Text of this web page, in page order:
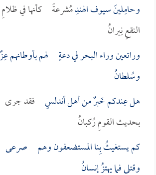
وحامِلينَ سيوفالهندِ مُشرعةً كأنها في ظلامِ
النقعِ نِيرانُ
وراتعين وراء البحر في دعةٍ لهم بأوطانهم عِزٌ
وسُلطانُ
هل عِندكم خَبرٌ من أهلأندلسٍ فقد جرى
بحديث القومِ رُكبانُ
كم يستغيثُ بِنا المستضعفون وهم صرعى
وقتلى فما يهتزُ إنسانُ